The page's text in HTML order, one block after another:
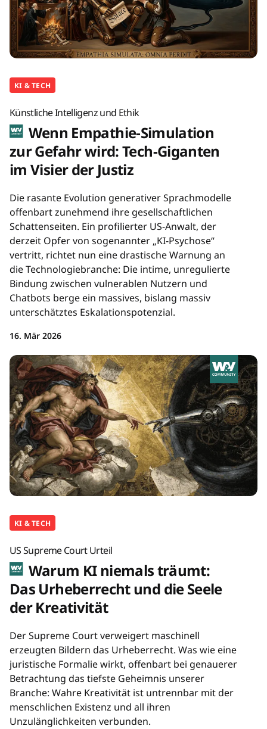
KI & TECH
Künstliche Intelligenz und Ethik
Wenn Empathie-Simulation
zur Gefahr wird: Tech-Giganten
im Visier der Justiz
Die rasante Evolution generativer Sprachmodelle
offenbart zunehmend ihre gesellschaftlichen
Schattenseiten. Ein profilierter US-Anwalt, der
derzeit Opfer von sogenannter „KI-Psychose“
vertritt, richtet nun eine drastische Warnung an
die Technologiebranche: Die intime, unregulierte
Bindung zwischen vulnerablen Nutzern und
Chatbots berge ein massives, bislang massiv
unterschätztes Eskalationspotenzial.
16. Mär 2026
KI & TECH
US Supreme Court Urteil
Warum KI niemals träumt:
Das Urheberrecht und die Seele
der Kreativität
Der Supreme Court verweigert maschinell
erzeugten Bildern das Urheberrecht. Was wie eine
juristische Formalie wirkt, offenbart bei genauerer
Betrachtung das tiefste Geheimnis unserer
Branche: Wahre Kreativität ist untrennbar mit der
menschlichen Existenz und all ihren
Unzulänglichkeiten verbunden.